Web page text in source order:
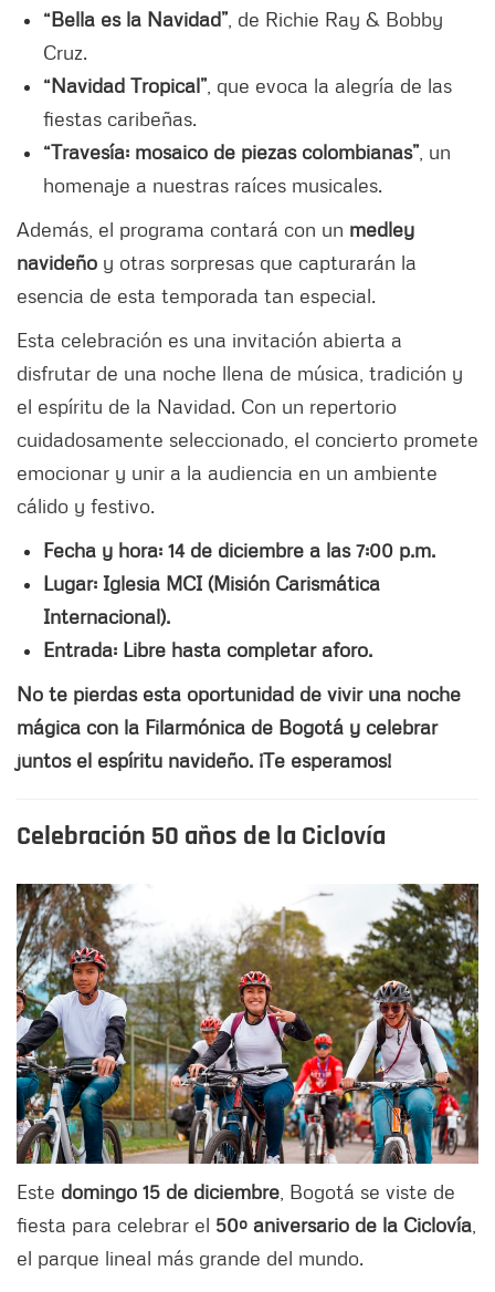
“Bella es la Navidad” , de Richie Ray & Bobby
Cruz.
“Navidad Tropical” , que evoca la alegría de las
fiestas caribeñas.
“Travesía: mosaico de piezas colombianas” , un
homenaje a nuestras raíces musicales.
Además, el programa contará con un medley
navideño y otras sorpresas que capturarán la
esencia de esta temporada tan especial.
Esta celebración es una invitación abierta a
disfrutar de una noche llena de música, tradición y
el espíritu de la Navidad. Con un repertorio
cuidadosamente seleccionado, el concierto promete
emocionar y unir a la audiencia en un ambiente
cálido y festivo.
Fecha y hora: 14 de diciembre a las 7:00 p.m.
Lugar: Iglesia MCI (Misión Carismática
Internacional).
Entrada: Libre hasta completar aforo.
No te pierdas esta oportunidad de vivir una noche
mágica con la Filarmónica de Bogotá y celebrar
juntos el espíritu navideño. ¡Te esperamos!
Celebración 50 años de la Ciclovía
Este domingo 15 de diciembre , Bogotá se viste de
fiesta para celebrar el 50º aniversario de la Ciclovía
el parque lineal más grande del mundo.